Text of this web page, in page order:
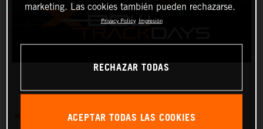
There will be four KTM X-BOW track days in
marketing. Las cookies también pueden rechazarse.
Privacy Policy Impresión
RECHAZAR TODAS
ACEPTAR TODAS LAS COOKIES